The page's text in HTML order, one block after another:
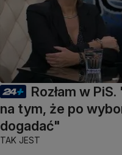
Rozłam w
na tym, że po
dogadać"
TAK JEST